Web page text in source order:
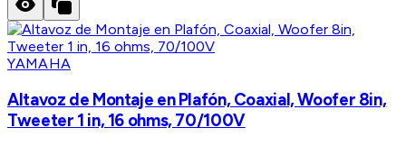
YAMAHA
Altavoz de Montaje en Plafón, Coaxial, Woofer 8in,
Tweeter 1 in, 16 ohms, 70/100V